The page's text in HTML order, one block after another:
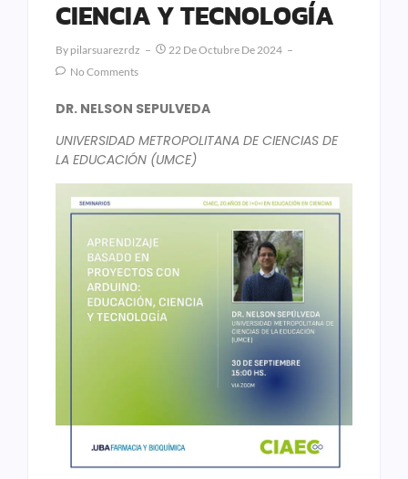
CIENCIA Y TECNOLOGÍA
By Pilarsuarezrdz
22 De Octubre De 2024
No Comments
DR. NELSON SEPULVEDA
UNIVERSIDAD METROPOLITANA DE CIENCIAS DE
LA EDUCACIÓN (UMCE)